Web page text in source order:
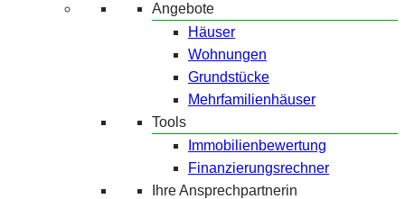
Angebote
Häuser
Wohnungen
Grundstücke
Mehrfamilienhäuser
Tools
Immobilienbewertung
Finanzierungsrechner
Ihre Ansprechpartnerin